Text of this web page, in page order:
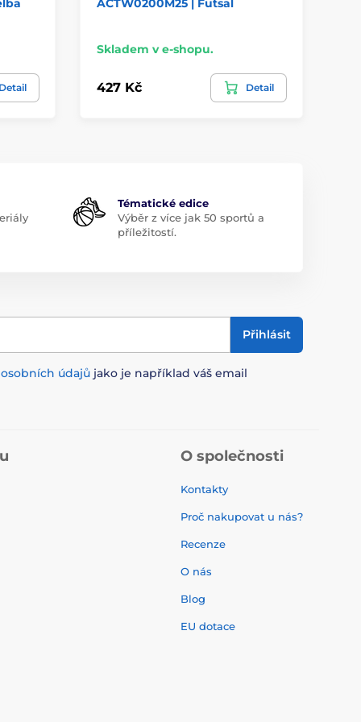
Detail
Skladem v e-shopu.
427 Kč Detail
Tématické edice
Výběr z více jak 50 sportů a
příležitostí.
Přihlásit
osobních údajů jako je například váš email
O společnosti
Kontakty
Proč nakupovat u nás?
Recenze
O nás
Blog
EU dotace